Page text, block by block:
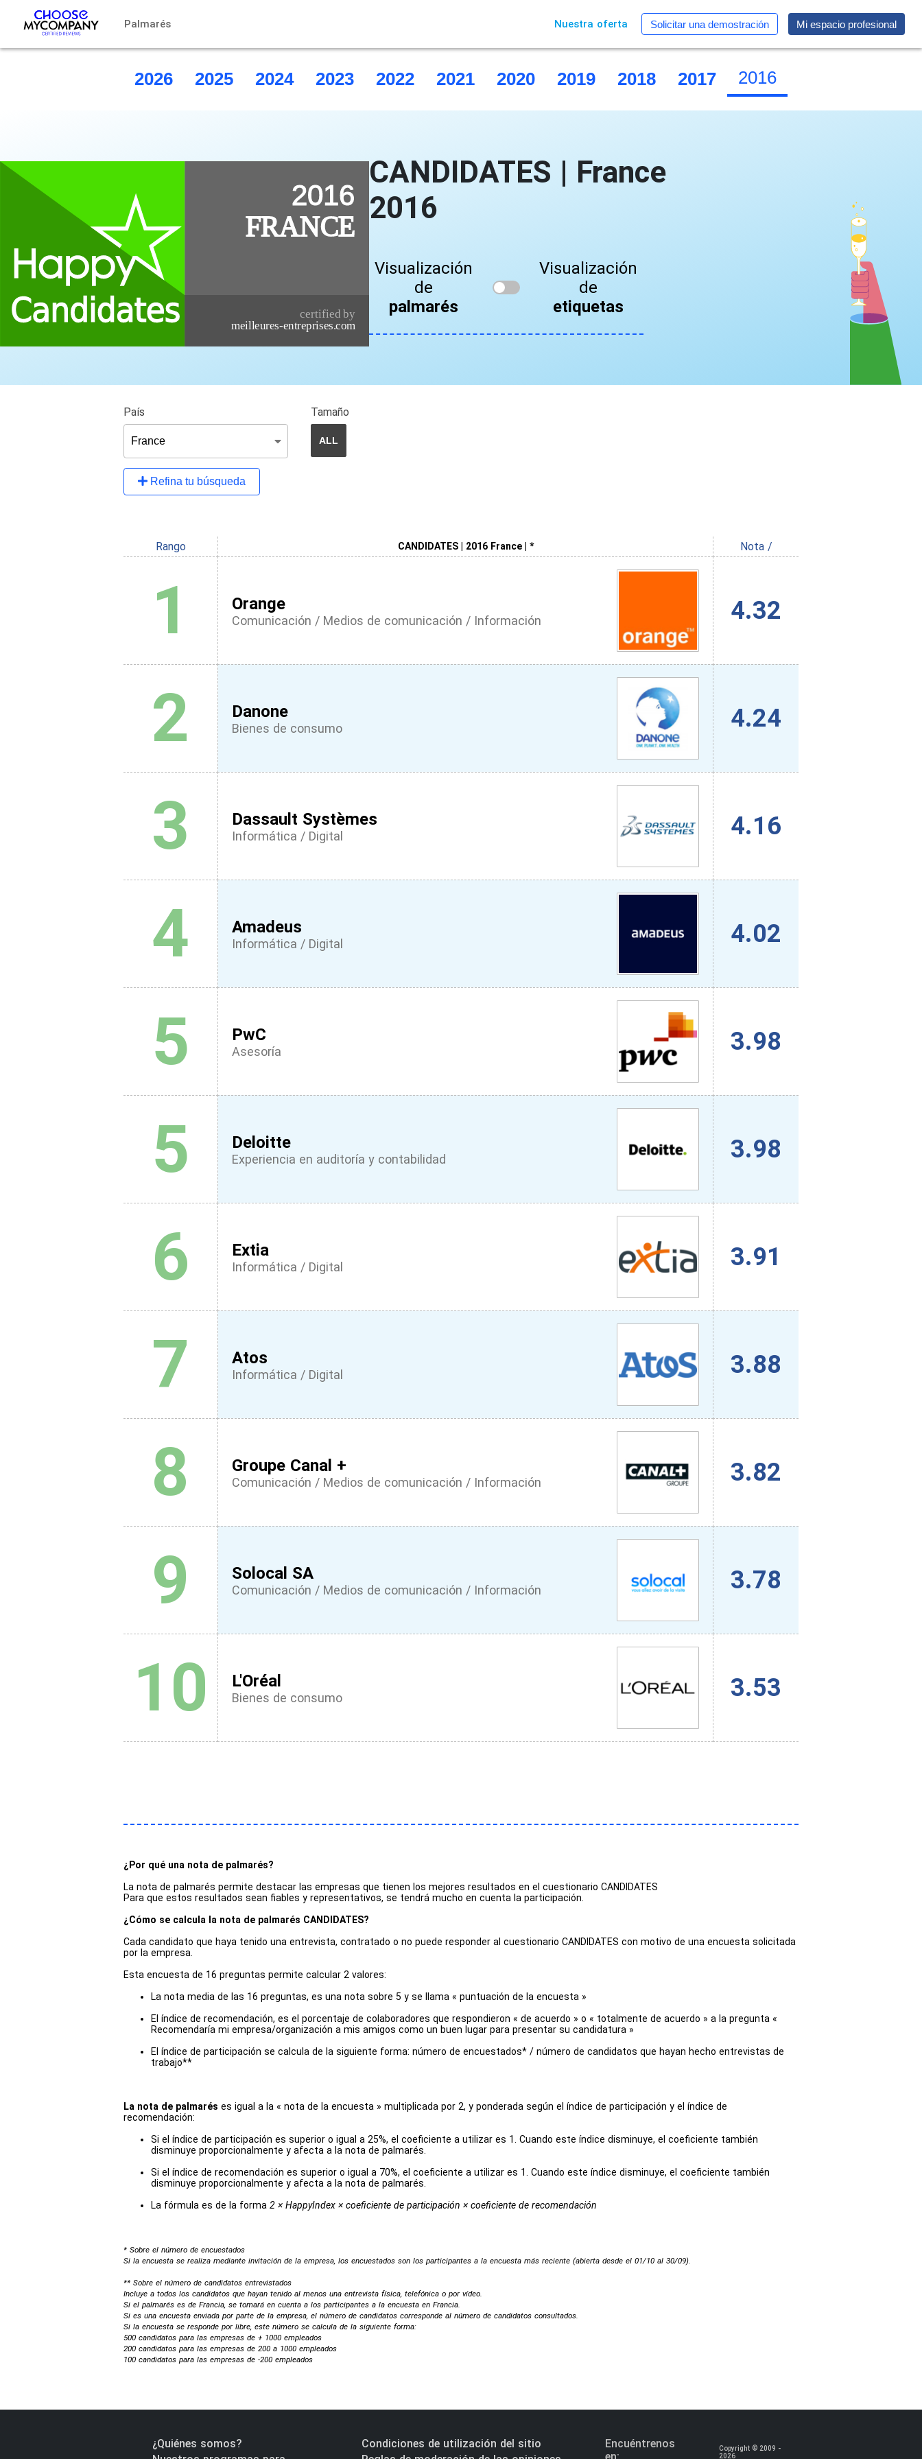
Palmarés Nuestra oferta Solicitar una demostración Mi espacio profesional
2026 2025 2024 2023 2022 2021 2020 2019 2018 2017 2016
CANDIDATES | France
2016
Visualización
de
palmarés
Visualización
de
etiquetas
País Tamaño
ALL
Refina tu búsqueda
Rango CANDIDATES | 2016 France | * Nota /
1 Orange
Comunicación / Medios de comunicación / Información 4.32
2 Danone
Bienes de consumo 4.24
3 Dassault Systèmes
Informática / Digital 4.16
4 Amadeus
Informática / Digital 4.02
5 PwC
Asesoría 3.98
5 Deloitte
Experiencia en auditoría y contabilidad 3.98
6 Extia
Informática / Digital 3.91
7 Atos
Informática / Digital 3.88
8 Groupe Canal +
Comunicación / Medios de comunicación / Información 3.82
9 Solocal SA
Comunicación / Medios de comunicación / Información 3.78
10 L'Oréal
Bienes de consumo 3.53
¿Por qué una nota de palmarés?
La nota de palmarés permite destacar las empresas que tienen los mejores resultados en el cuestionario CANDIDATES
Para que estos resultados sean fiables y representativos, se tendrá mucho en cuenta la participación.
¿Cómo se calcula la nota de palmarés CANDIDATES?
Cada candidato que haya tenido una entrevista, contratado o no puede responder al cuestionario CANDIDATES con motivo de una encuesta solicitada
por la empresa.
Esta encuesta de 16 preguntas permite calcular 2 valores:
La nota media de las 16 preguntas, es una nota sobre 5 y se llama « puntuación de la encuesta »
El índice de recomendación, es el porcentaje de colaboradores que respondieron « de acuerdo » o « totalmente de acuerdo » a la pregunta «
Recomendaría mi empresa/organización a mis amigos como un buen lugar para presentar su candidatura »
El índice de participación se calcula de la siguiente forma: número de encuestados* / número de candidatos que hayan hecho entrevistas de
trabajo**
La nota de palmarés es igual a la « nota de la encuesta » multiplicada por 2, y ponderada según el índice de participación y el índice de
recomendación:
Si el índice de participación es superior o igual a 25%, el coeficiente a utilizar es 1. Cuando este índice disminuye, el coeficiente también
disminuye proporcionalmente y afecta a la nota de palmarés.
Si el índice de recomendación es superior o igual a 70%, el coeficiente a utilizar es 1. Cuando este índice disminuye, el coeficiente también
disminuye proporcionalmente y afecta a la nota de palmarés.
La fórmula es de la forma 2 × HappyIndex × coeficiente de participación × coeficiente de recomendación
* Sobre el número de encuestados
Si la encuesta se realiza mediante invitación de la empresa, los encuestados son los participantes a la encuesta más reciente (abierta desde el 01/10 al 30/09).
** Sobre el número de candidatos entrevistados
Incluye a todos los candidatos que hayan tenido al menos una entrevista física, telefónica o por vídeo.
Si el palmarés es de Francia, se tomará en cuenta a los participantes a la encuesta en Francia.
Si es una encuesta enviada por parte de la empresa, el número de candidatos corresponde al número de candidatos consultados.
Si la encuesta se responde por libre, este número se calcula de la siguiente forma:
500 candidatos para las empresas de + 1000 empleados
200 candidatos para las empresas de 200 a 1000 empleados
100 candidatos para las empresas de -200 empleados
¿Quiénes somos?
Condiciones de utilización del sitio
Encuéntrenos
Copyright © 2009 -
2026